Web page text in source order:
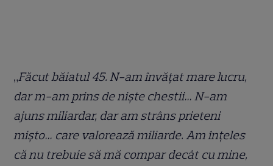
„Făcut băiatul 45. N-am învățat mare lucru,
dar m-am prins de niște chestii… N-am
ajuns miliardar, dar am strâns prieteni
mișto… care valorează miliarde. Am înțeles
că nu trebuie să mă compar decât cu mine,